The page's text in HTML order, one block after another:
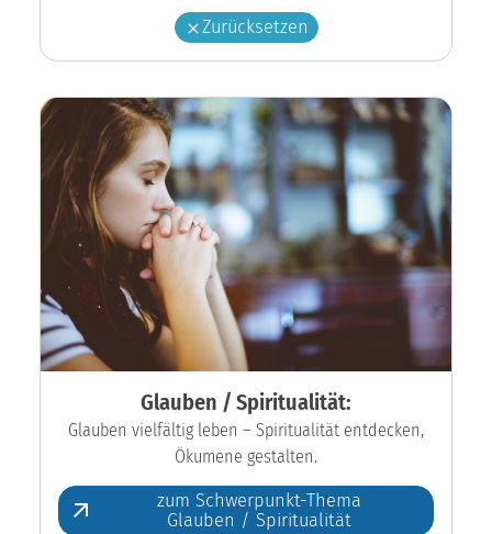
Zurücksetzen
Glauben / Spiritualität:
Glauben vielfältig leben – Spiritualität entdecken,
Ökumene gestalten.
zum Schwerpunkt-Thema
Glauben / Spiritualität